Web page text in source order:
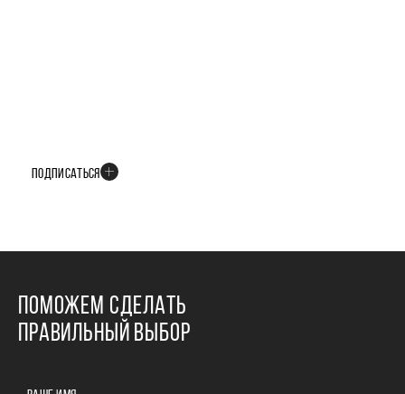
ПОДПИСАТЬСЯ
ПОМОЖЕМ СДЕЛАТЬ
ПРАВИЛЬНЫЙ ВЫБОР